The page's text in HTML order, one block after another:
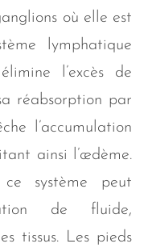
où elle est
lymphatique
l’excès de
réabsorption par
l’accumulation
ainsi l’œdème.
ce système peut
de fluide,
tissus. Les pieds